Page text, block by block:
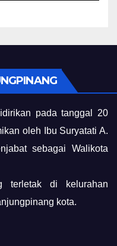
pada tanggal 20
oleh Ibu Suryatati A.
sebagai Walikota
terletak di kelurahan
kota.